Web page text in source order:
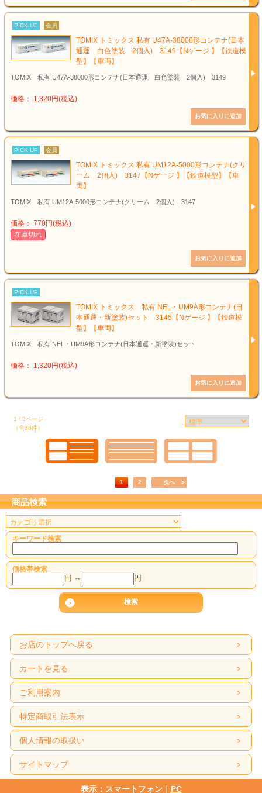
PICK UP 会員
TOMIX トミックス 私有 U47A-38000形コンテナ(日本
通運 白色塗装 2個入) 3149【Nゲージ 】【鉄道模
型】【車両】
TOMIX 私有 U47A-38000形コンテナ(日本通運 白色塗装 2個入) 3149
価格： 1,320円(税込)
PICK UP 会員
TOMIX トミックス 私有 UM12A-5000形コンテナ(クリ
ーム 2個入) 3147【Nゲージ 】【鉄道模型】【車
両】
TOMIX 私有 UM12A-5000形コンテナ(クリーム 2個入) 3147
価格： 770円(税込)
在庫切れ
PICK UP
TOMIX トミックス 私有 NEL・UM9A形コンテナ(日
本通運・新塗装)セット 3145【Nゲージ 】【鉄道模
型】【車両】
TOMIX 私有 NEL・UM9A形コンテナ(日本通運・新塗装)セット
価格： 1,320円(税込)
1 / 2ページ
（全38件）
1 2 次へ
商品検索
キーワード検索
価格帯検索
円 ～ 円
お店のトップへ戻る
カートを見る
ご利用案内
特定商取引法表示
個人情報の取扱い
サイトマップ
表示：スマートフォン｜ PC